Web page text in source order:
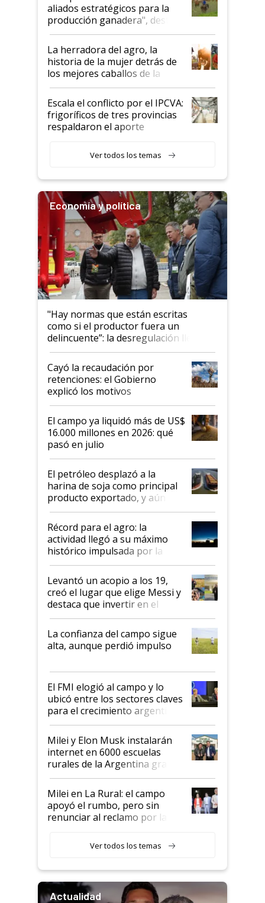
foco en la carne
aliados estratégicos para la
producción ganadera", destaca
la iniciativa que ya reúne a 46
establecimientos en Argentina
La herradora del agro, la
historia de la mujer detrás de
los mejores caballos de la
Argentina y los mitos que
todavía hacen sufrir a estos
animales: "Mientras me
descalificaban, yo seguí
haciendo currículum"
Escala el conflicto por el IPCVA:
frigoríficos de tres provincias
respaldaron el aporte
Ver todos los temas
Economía y política
"Hay normas que están escritas
como si el productor fuera un
delincuente”: la desregulación llegó
al Congreso Aapresid y hasta se
habló del financiamiento al IPCVA
Cayó la recaudación por
retenciones: el Gobierno
explicó los motivos
El campo ya liquidó más de US$
16.000 millones en 2026: qué
pasó en julio
El petróleo desplazó a la
harina de soja como principal
producto exportado, y aún así
el agro aportó casi seis de cada
diez dólares y sostuvo el
liderazgo en un semestre
récord
Récord para el agro: la
actividad llegó a su máximo
histórico impulsada por la
cosecha y las exportaciones
Levantó un acopio a los 19,
creó el lugar que elige Messi y
destaca que invertir en el
kirchnerismo era como "darle
plata a un hijo para droga":
Juan Félix Rossetti, el libertario
que de una dura crisis salió
de Milei
La confianza del campo sigue
alta, aunque perdió impulso
El FMI elogió al campo y lo
ubicó entre los sectores claves
para el crecimiento argentino
Milei y Elon Musk instalarán
internet en 6000 escuelas
rurales de la Argentina gracias
a un acuerdo con Starlink
Milei en La Rural: el campo
apoyó el rumbo, pero sin
renunciar al reclamo por las
Ver todos los temas
Actualidad